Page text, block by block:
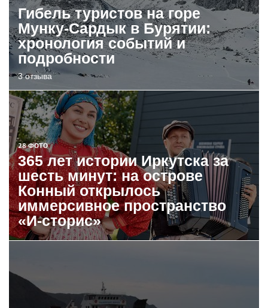
Гибель туристов на горе
Мунку-Сардык в Бурятии:
хронология событий и
подробности
3 отзыва
28 ФОТО
365 лет истории Иркутска за
шесть минут: на острове
Конный открылось
иммерсивное пространство
«И-сторис»